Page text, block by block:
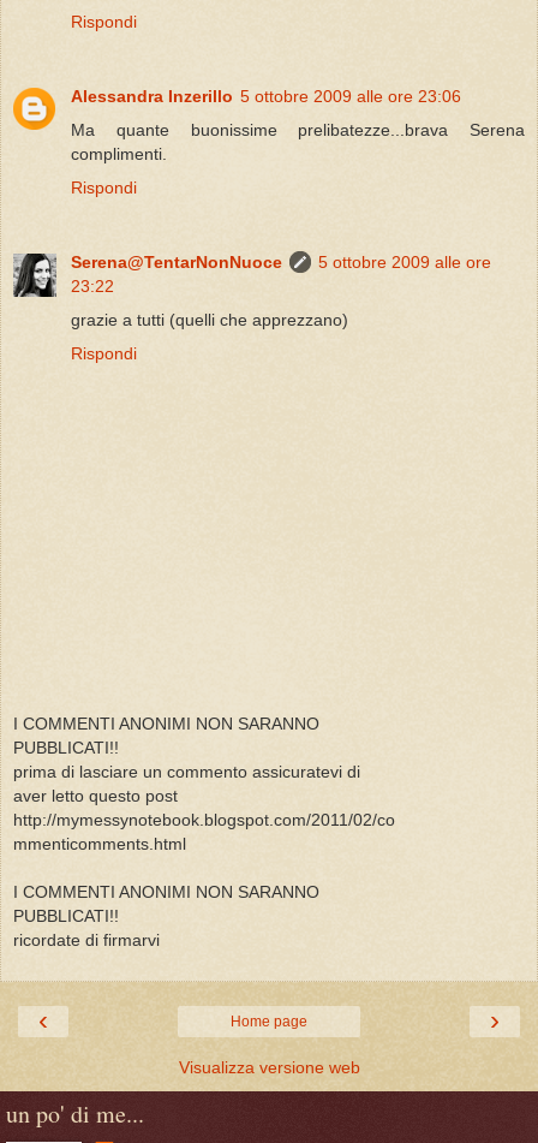
Rispondi
Alessandra Inzerillo 5 ottobre 2009 alle ore 23:06
Ma quante buonissime prelibatezze...brava Serena
complimenti.
Rispondi
Serena@TentarNonNuoce
5 ottobre 2009 alle ore
23:22
grazie a tutti (quelli che apprezzano)
Rispondi
I COMMENTI ANONIMI NON SARANNO
PUBBLICATI!!
prima di lasciare un commento assicuratevi di
aver letto questo post
http://mymessynotebook.blogspot.com/2011/02/co
mmenticomments.html
I COMMENTI ANONIMI NON SARANNO
PUBBLICATI!!
ricordate di firmarvi
‹ ›
Home page
Visualizza versione web
un po' di me...